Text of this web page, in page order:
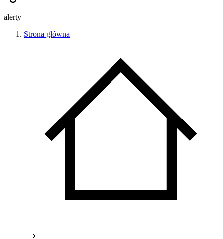
alerty
Strona główna